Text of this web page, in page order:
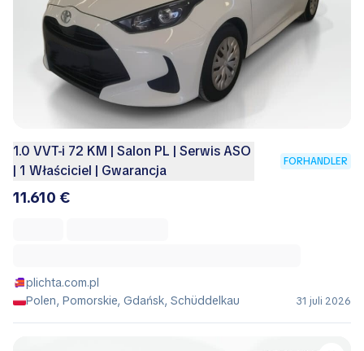
1.0 VVT-i 72 KM | Salon PL | Serwis ASO
| 1 Właściciel | Gwarancja
FORHANDLER
11.610 €
plichta.com.pl
Polen, Pomorskie, Gdańsk, Schüddelkau
31 juli 2026